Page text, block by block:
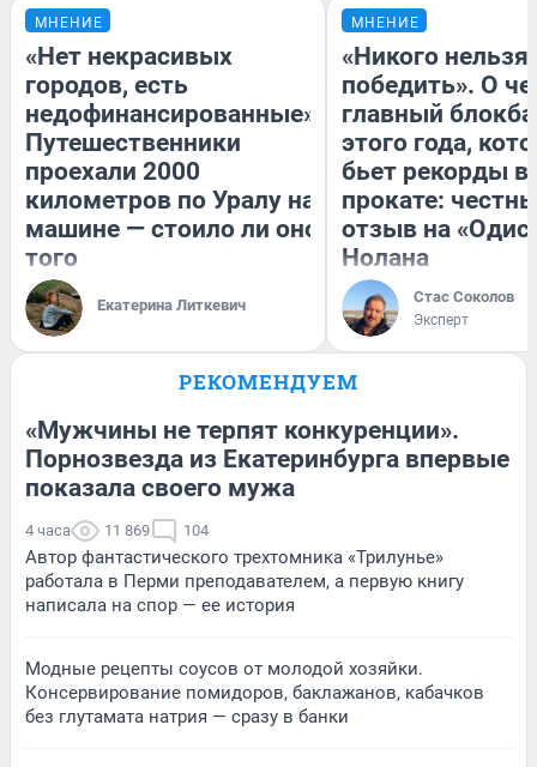
МНЕНИЕ
«Нет некрасивых
городов, есть
недофинансированные».
Путешественники
проехали 2000
километров по Уралу на
машине — стоило ли оно
того
Екатерина Литкевич
МНЕНИЕ
«Никого нельзя
победить». О
главный
этого года,
бьет рекорды в
прокате:
отзыв на
Нолана
Стас Соколов
Эксперт
РЕКОМЕНДУЕМ
«Мужчины не терпят конкуренции».
Порнозвезда из Екатеринбурга впервые
показала своего мужа
4 часа 11 869 104
Автор фантастического трехтомника «Трилунье»
работала в Перми преподавателем, а первую книгу
написала на спор — ее история
Модные рецепты соусов от молодой хозяйки.
Консервирование помидоров, баклажанов, кабачков
без глутамата натрия — сразу в банки